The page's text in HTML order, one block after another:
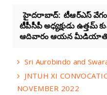
హైదరాబాద్: టీఆర్ఎస్ వేగంగా
టీపీసీపీ అధ్యక్షుడు ఉత్తమ్
ఆదివారం ఆయన మీడియాతో
Sri Aurobindo and
JNTUH XI
NOVEMBER 2022